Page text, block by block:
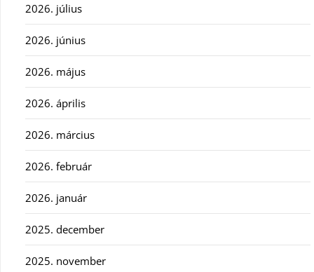
2026. július
2026. június
2026. május
2026. április
2026. március
2026. február
2026. január
2025. december
2025. november